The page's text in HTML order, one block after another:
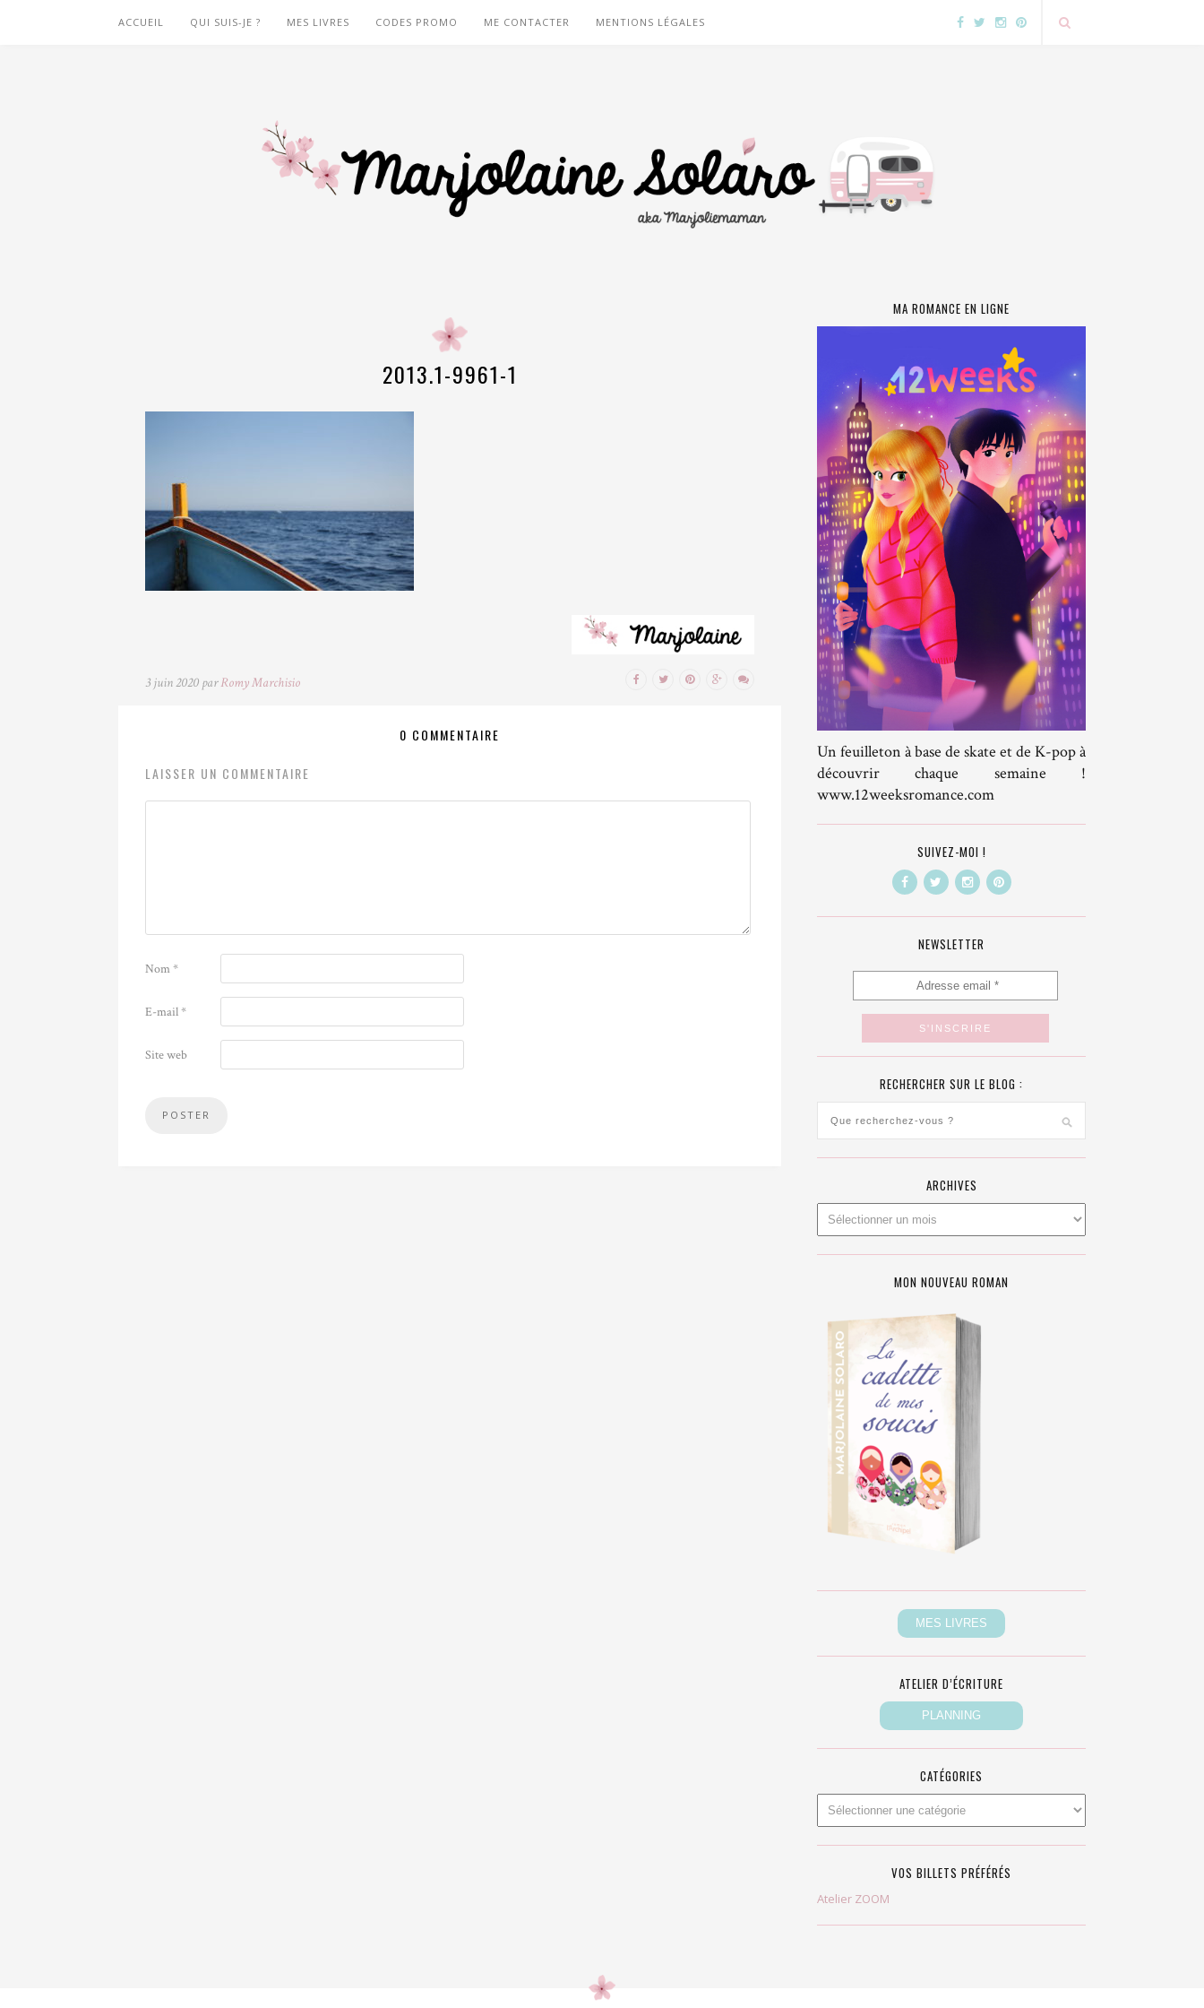
ACCUEIL QUI SUIS-JE ? MES LIVRES CODES PROMO ME CONTACTER MENTIONS LÉGALES
2013.1-9961-1
3 juin 2020 parRomy Marchisio
0 COMMENTAIRE
LAISSER UN COMMENTAIRE
Nom*
E-mail*
Site web
MA ROMANCE EN LIGNE
Un feuilleton à base de skate et de K-pop à
découvrir chaque semaine !
www.12weeksromance.com
SUIVEZ-MOI !
NEWSLETTER
RECHERCHER SUR LE BLOG :
ARCHIVES
MON NOUVEAU ROMAN
ATELIER D’ÉCRITURE
CATÉGORIES
VOS BILLETS PRÉFÉRÉS
Atelier ZOOM